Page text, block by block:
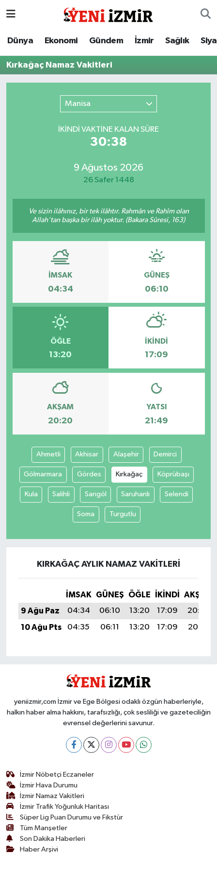
Dünya Ekonomi Gündem İzmir Sağlık
Kırkağaç Namaz Vakitleri
Manisa
İKINDI VAKTİNE KALAN SÜRE
30:38
9 Ağustos 2026
26 Safer 1448
Ve sizin ilâhınız, bir tek ilâhtır. Rahmân ve Rahîm olan
Allah’tan başka bir ilâh yoktur. (Bakara Sûresi, 163)
İMSAK
04:34
GÜNEŞ
06:10
ÖĞLE
13:20
İKINDI
17:09
AKŞAM
20:20
YATSI
21:49
Ahmetli Akhisar Alaşehir Demirci
Gölmarmara Gördes Kırkağaç Köprübaşı
Kula Salihli Sarıgöl Saruhanlı Selendi
Soma Turgutlu
KIRKAĞAÇ AYLIK NAMAZ VAKITLERI
İMSAK GÜNEŞ ÖĞLE İKINDI
AKŞAM
9 Ağu Paz
04:34 06:10 13:20 17:09
20:20
10 Ağu Pts
04:35 06:11 13:20 17:09 20:19
yeniizmir,com İzmir ve Ege Bölgesi odaklı özgün haberleriyle,
halkın haber alma hakkını, tarafsızlığı, çok sesliliği ve gazeteciliğin
evrensel değerlerini savunur.
İzmir Nöbetçi Eczaneler
İzmir Hava Durumu
İzmir Namaz Vakitleri
İzmir Trafik Yoğunluk Haritası
Süper Lig Puan Durumu ve Fikstür
Tüm Manşetler
Son Dakika Haberleri
Haber Arşivi
Dünya
Ekonomi
Resmi İlanlar
Spor
Teknoloji
Tatil ve Seyahat
Çevre
İzmir Nöbetçi Eczaneler
İzmir Hava Durumu
İzmir Trafik Yoğunluk Haritası
Süper Lig Puan Durumu ve Fikstür
Haber Arşivi